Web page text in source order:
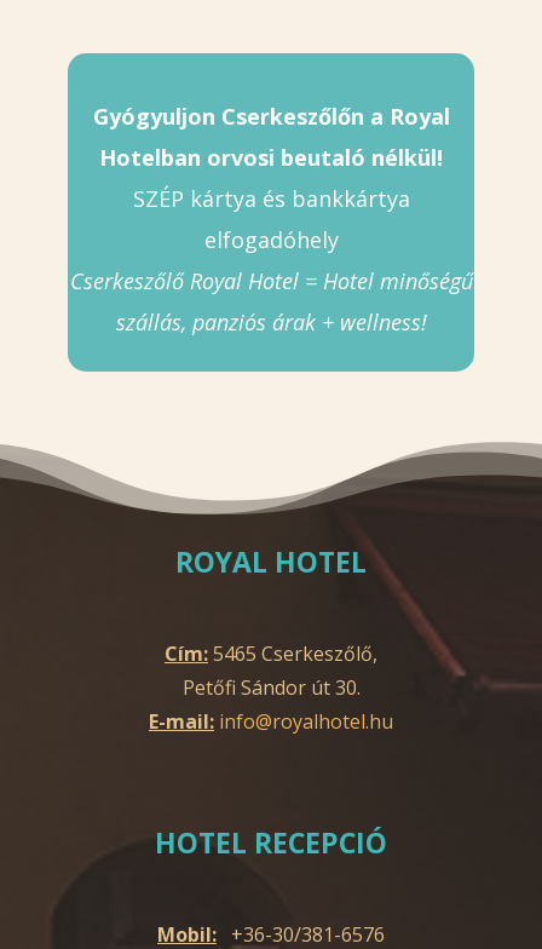
Gyógyuljon Cserkeszőlőn a Royal
Hotelban orvosi beutaló nélkül!
SZÉP kártya és bankkártya
elfogadóhely
Cserkeszőlő Royal Hotel = Hotel minőségű
szállás, panziós árak + wellness!
ROYAL HOTEL
Cím:5465 Cserkeszőlő,
Petőfi Sándor út 30.
E-mail: info@royalhotel.hu
HOTEL RECEPCIÓ
Mobil: +36-30/381-6576